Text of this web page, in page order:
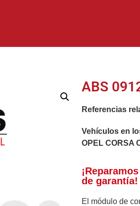
ABS
Referencias
Vehículos en
OPEL CORSA
de
El módulo de